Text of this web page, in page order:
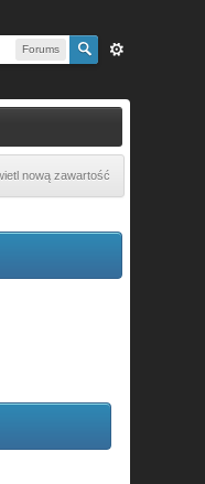
Forums
nową zawartość